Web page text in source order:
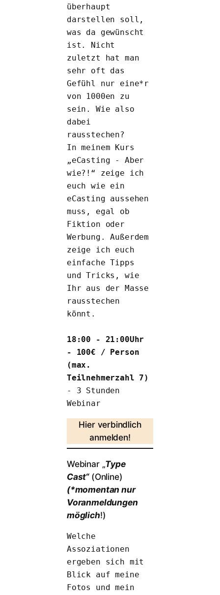
überhaupt
darstellen soll,
was da gewünscht
ist. Nicht
zuletzt hat man
sehr oft das
Gefühl nur eine*r
von 1000en zu
sein. Wie also
dabei
rausstechen?
In meinem Kurs
„eCasting - Aber
wie?!“ zeige ich
euch wie ein
eCasting aussehen
muss, egal ob
Fiktion oder
Werbung. Außerdem
zeige ich euch
einfache Tipps
und Tricks, wie
Ihr aus der Masse
rausstechen
könnt.
18:00 - 21:00Uhr
- 100€ / Person
(max.
Teilnehmerzahl 7)
- 3 Stunden
Webinar
Hier verbindlich
anmelden!
Webinar „Type
Cast“(Online)
(*momentan nur
Voranmeldungen
möglich!)
Welche
Assoziationen
ergeben sich mit
Blick auf meine
Fotos und mein